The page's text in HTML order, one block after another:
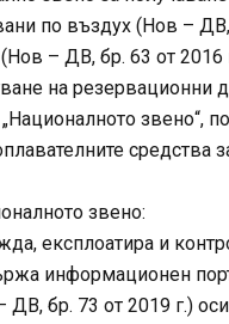
по въздух (Нов – ДВ,
– ДВ, бр. 63 от 2016
на резервационни
„Националното звено“,
средства
звено:
експлоатира и
информационен
ДВ, бр. 73 от 2019 г.)